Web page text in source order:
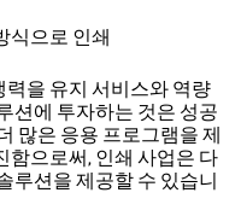
식으로 인쇄
을 유지 서비스와 역량
션에 투자하는 것은 성공
많은 응용 프로그램을 제
함으로써, 인쇄 사업은 다
루션을 제공할 수 있습니